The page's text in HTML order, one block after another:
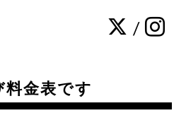
/
金表です